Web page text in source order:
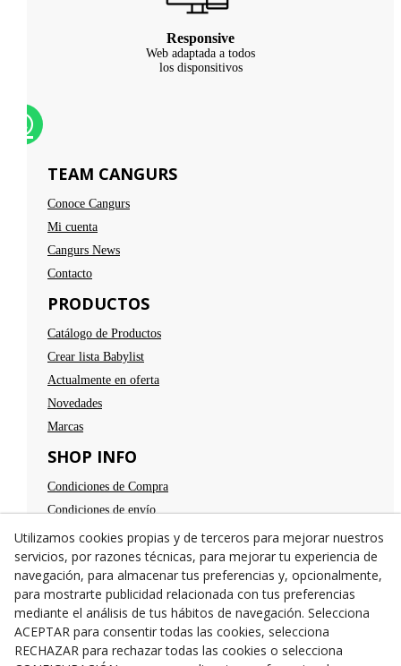
Responsive
Web adaptada a todos
los disponsitivos
TEAM CANGURS
Conoce Cangurs
Mi cuenta
Cangurs News
Contacto
PRODUCTOS
Catálogo de Productos
Crear lista Babylist
Actualmente en oferta
Novedades
Marcas
SHOP INFO
Condiciones de Compra
Condiciones de envío
Devoluciones
Aviso legal
Política de privacidad
Política de cookies
TE ESPERAMOS
C/Santa Anna nº 7
Utilizamos cookies propias y de terceros para mejorar nuestros
servicios, por razones técnicas, para mejorar tu experiencia de
navegación, para almacenar tus preferencias y, opcionalmente,
para mostrarte publicidad relacionada con tus preferencias
mediante el análisis de tus hábitos de navegación. Selecciona
ACEPTAR para consentir todas las cookies, selecciona
RECHAZAR para rechazar todas las cookies o selecciona